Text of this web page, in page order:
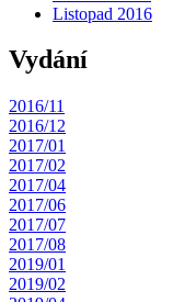
Listopad 2016
Vydání
2016/11
2016/12
2017/01
2017/02
2017/04
2017/06
2017/07
2017/08
2019/01
2019/02